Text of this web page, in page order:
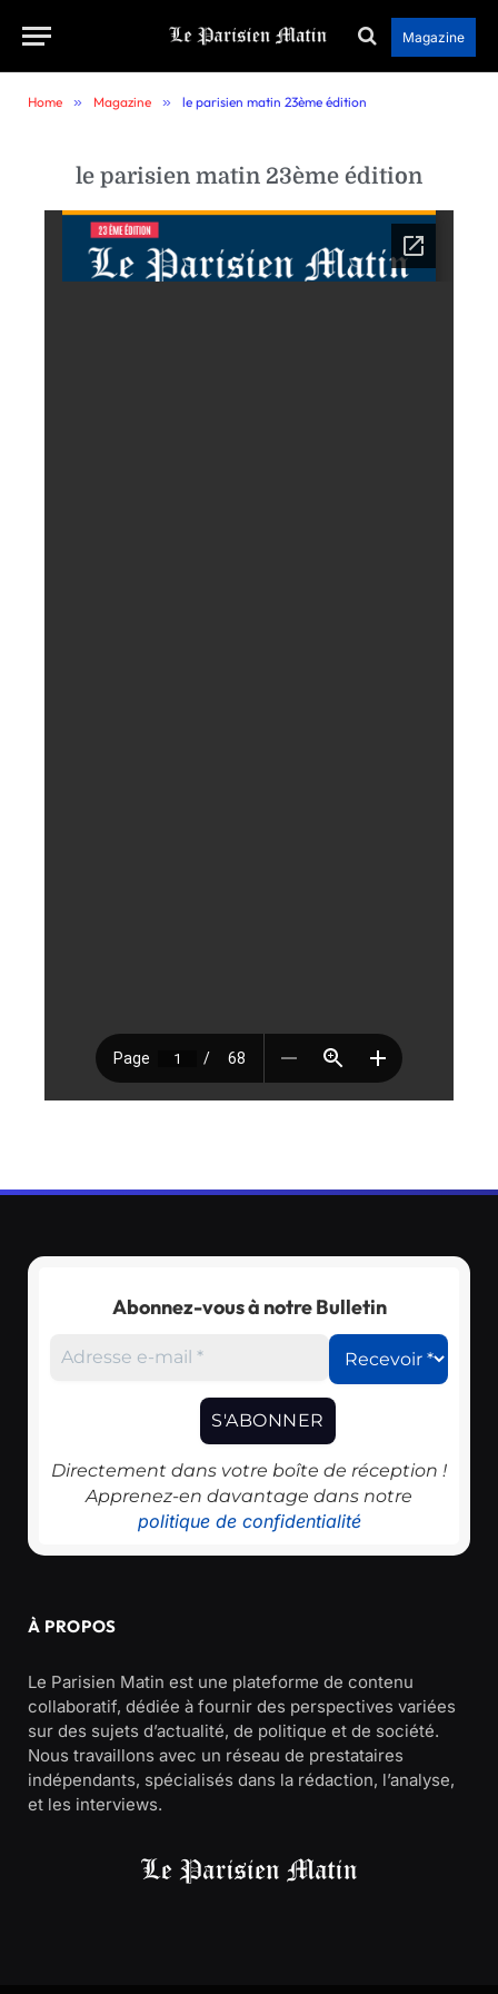
Magazine
Home » Magazine » le parisien matin 23ème édition
le parisien matin 23ème édition
Abonnez-vous à notre Bulletin
Directement dans votre boîte de réception !
Apprenez-en davantage dans notre
politique de confidentialité
À PROPOS
Le Parisien Matin est une plateforme de contenu
collaboratif, dédiée à fournir des perspectives variées
sur des sujets d’actualité, de politique et de société.
Nous travaillons avec un réseau de prestataires
indépendants, spécialisés dans la rédaction, l’analyse,
et les interviews.